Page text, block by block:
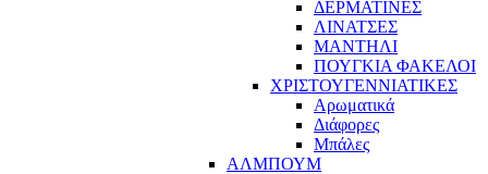
ΔΕΡΜΑΤΙΝΕΣ
ΛΙΝΑΤΣΕΣ
ΜΑΝΤΗΛΙ
ΠΟΥΓΚΙΑ ΦΑΚΕΛΟΙ
ΧΡΙΣΤΟΥΓΕΝΝΙΑΤΙΚΕΣ
Αρωματικά
Διάφορες
Μπάλες
ΑΛΜΠΟΥΜ